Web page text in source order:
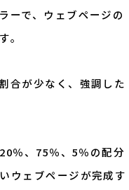
ーで、ウェブページの
。
合が少なく、強調した
％、75％、5％の配分
ウェブページが完成す